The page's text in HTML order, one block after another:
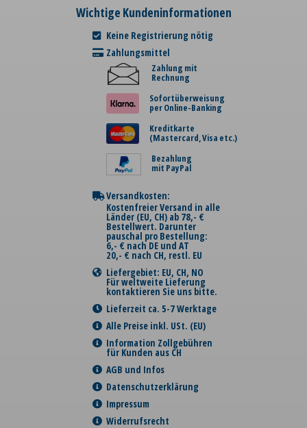
Wichtige Kundeninformationen
Keine Registrierung nötig
Zahlungsmittel
Zahlung mit
Rechnung
Sofortüberweisung
per Online-Banking
Kreditkarte
(Mastercard, Visa etc.)
Bezahlung
mit PayPal
Versandkosten:
Kostenfreier Versand in alle
Länder (EU, CH) ab 78,- €
Bestellwert. Darunter
pauschal pro Bestellung:
6,- € nach DE und AT
20,- € nach CH, restl. EU
Liefergebiet: EU, CH, NO
Für weltweite Lieferung
kontaktieren Sie uns bitte.
Lieferzeit ca. 5-7 Werktage
Alle Preise inkl. USt. (EU)
Information Zollgebühren
für Kunden aus CH
AGB und Infos
Datenschutzerklärung
Impressum
Widerrufsrecht